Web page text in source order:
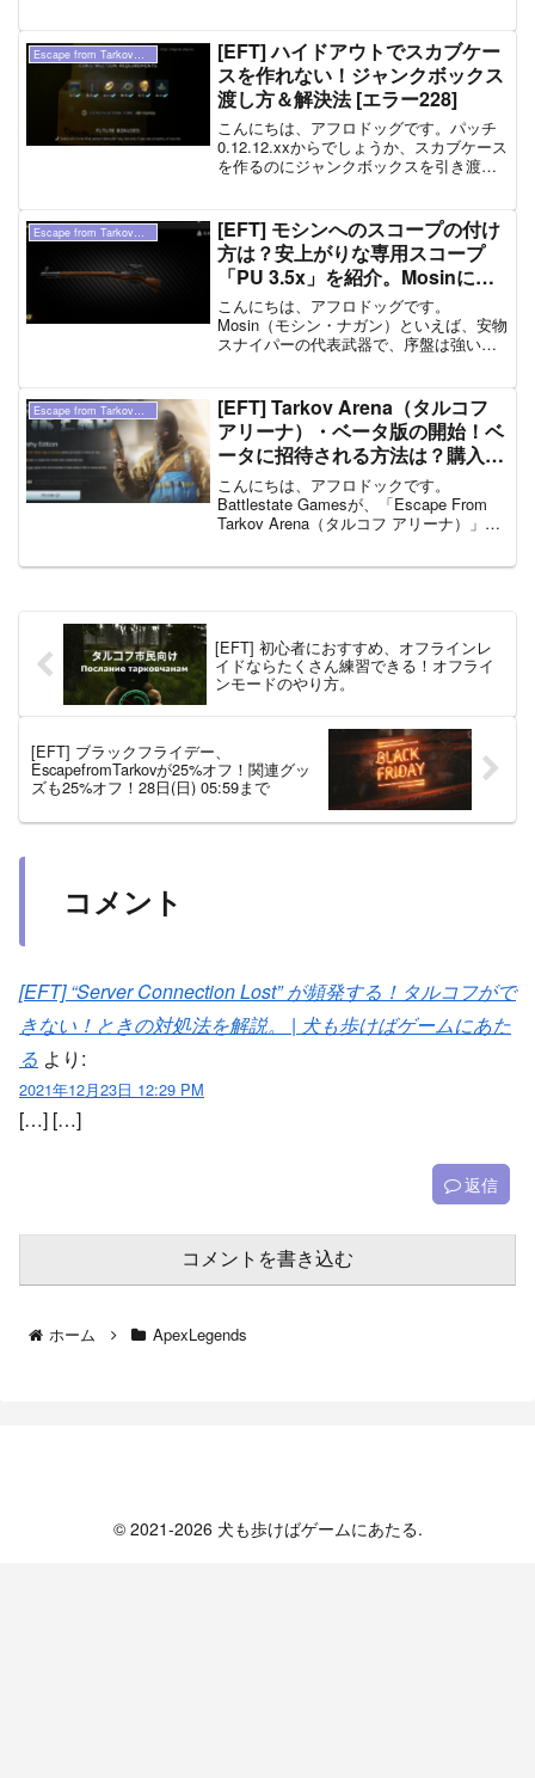
た方もいるのではないでしょうか。しか
も、このゲームの登場キャ...
Escape from Tarkov（ タルコフ ）
[EFT] ハイドアウトでスカブケー
スを作れない！ジャンクボックス
渡し方＆解決法 [エラー228]
こんにちは、アフロドッグです。パッチ
0.12.12.xxからでしょうか、スカブケース
を作るのにジャンクボックスを引き渡す
にともなって、ハイドアウトにてスカブ
ケースを作ろ...
Escape from Tarkov（ タルコフ ）
[EFT] モシンへのスコープの付け
方は？安上がりな専用スコープ
「PU 3.5x」を紹介。Mosinに好
きなスコープを載せる方法
こんにちは、アフロドッグです。
Mosin（モシン・ナガン）といえば、安物
スナイパーの代表武器で、序盤は強い味
も抜けて、ワン・チャンをねらえる武器
でもあり、夢が詰まってい...
Escape from Tarkov（ タルコフ ）
[EFT] Tarkov Arena（タルコフ
アリーナ）・ベータ版の開始！ベ
ータに招待される方法は？購入方
法
こんにちは、アフロドックです。
Battlestate Gamesが、「Escape From
Tarkov Arena（タルコフ アリーナ）」ベ
[EFT] 初心者におすすめ、オフラインレ
イドならたくさん練習できる！オフライ
ンモードのやり方。
[EFT] ブラックフライデー、
EscapefromTarkovが25%オフ！関連グッ
ズも25%オフ！28日(日) 05:59まで
コメント
[EFT] “Server Connection Lost” が頻発する！タルコフがで
きない！ときの対処法を解説。 | 犬も歩けばゲームにあた
る より:
2021年12月23日 12:29 PM
[…] […]
返信
コメントを書き込む
ホーム ApexLegends
© 2021-2026 犬も歩けばゲームにあたる.